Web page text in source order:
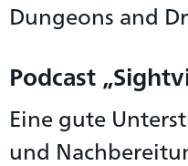
Dungeons and
Podcast
Eine gute
und